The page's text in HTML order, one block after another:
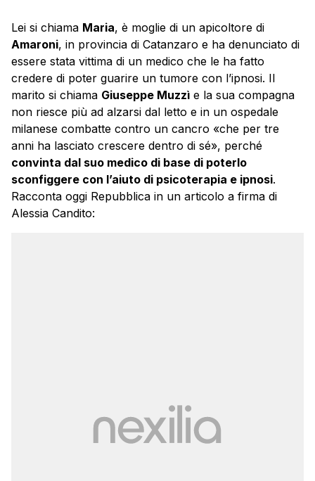
Lei si chiama Maria, è moglie di un apicoltore di
Amaroni, in provincia di Catanzaro e ha denunciato di
essere stata vittima di un medico che le ha fatto
credere di poter guarire un tumore con l’ipnosi. Il
marito si chiama Giuseppe Muzzì e la sua compagna
non riesce più ad alzarsi dal letto e in un ospedale
milanese combatte contro un cancro «che per tre
anni ha lasciato crescere dentro di sé», perché
convinta dal suo medico di base di poterlo
sconfiggere con l’aiuto di psicoterapia e ipnosi.
Racconta oggi Repubblica in un articolo a firma di
Alessia Candito: